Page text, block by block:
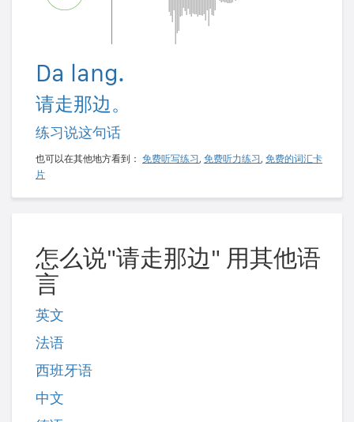
Da lang.
请走那边。
练习说这句话
也可以在其他地方看到： 免费听写练习 , 免费听力练习 , 免费的词汇卡
片
怎么说"请走那边" 用其他语
言
英文
法语
西班牙语
中文